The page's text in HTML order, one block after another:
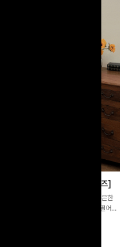
8부와이드팬츠[FREE,L사이즈]
재💙/8부기장]사이드 버튼 디테일이 은은한
어주는 와이드 팬츠입니다. 여유롭게 떨어지